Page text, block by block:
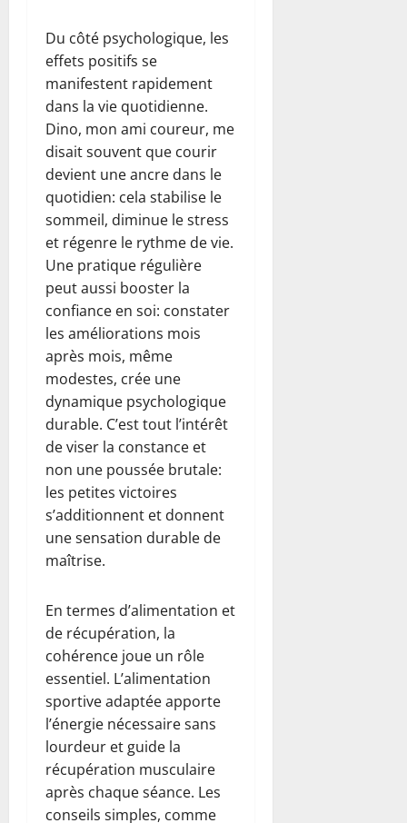
Du côté psychologique, les
effets positifs se
manifestent rapidement
dans la vie quotidienne.
Dino, mon ami coureur, me
disait souvent que courir
devient une ancre dans le
quotidien: cela stabilise le
sommeil, diminue le stress
et régenre le rythme de vie.
Une pratique régulière
peut aussi booster la
confiance en soi: constater
les améliorations mois
après mois, même
modestes, crée une
dynamique psychologique
durable. C’est tout l’intérêt
de viser la constance et
non une poussée brutale:
les petites victoires
s’additionnent et donnent
une sensation durable de
maîtrise.
En termes d’alimentation et
de récupération, la
cohérence joue un rôle
essentiel. L’alimentation
sportive adaptée apporte
l’énergie nécessaire sans
lourdeur et guide la
récupération musculaire
après chaque séance. Les
conseils simples, comme